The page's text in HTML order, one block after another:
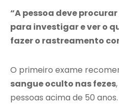
“A pessoa deve
para investigar e ver o
fazer o rastreamento
O primeiro exame
sangue oculto nas fezes
pessoas acima de 50